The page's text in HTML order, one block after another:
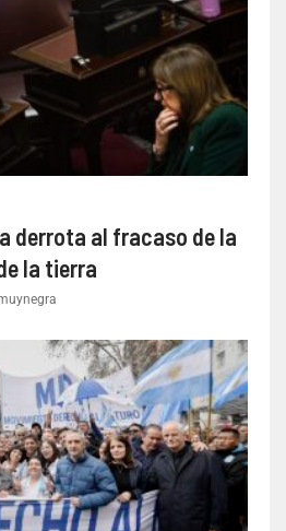
derrota al fracaso de la
la tierra